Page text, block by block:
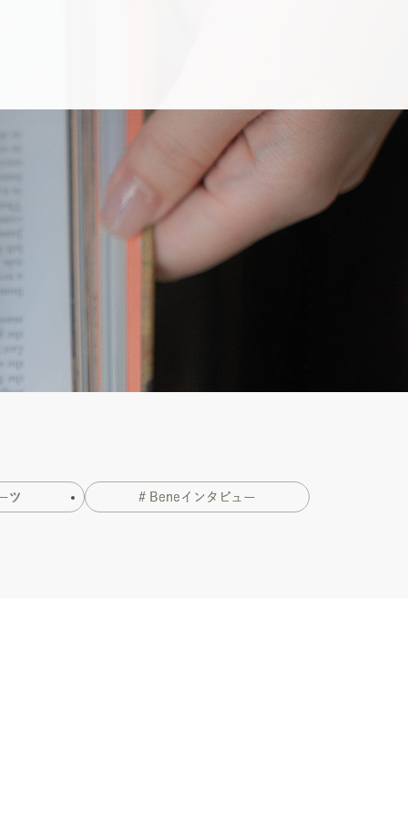
ツ # Beneインタビュー